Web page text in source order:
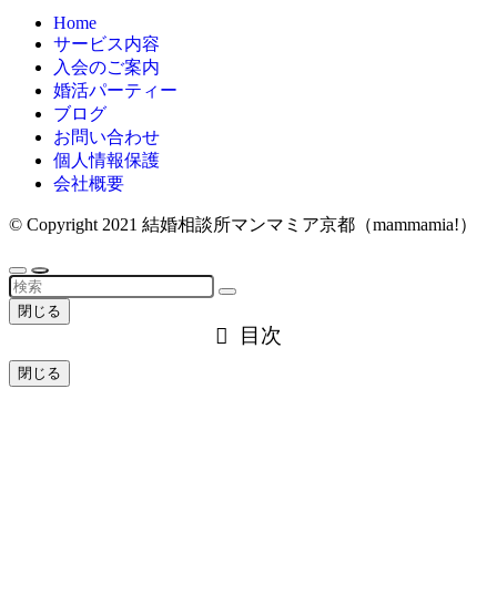
Home
サービス内容
入会のご案内
婚活パーティー
ブログ
お問い合わせ
個人情報保護
会社概要
© Copyright 2021 結婚相談所マンマミア京都（mammamia!）
閉じる
目次
閉じる